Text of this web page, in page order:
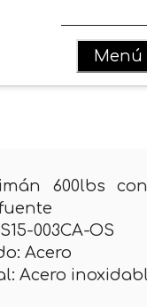
Menú
600lbs
003CA-OS
Acero
Acero